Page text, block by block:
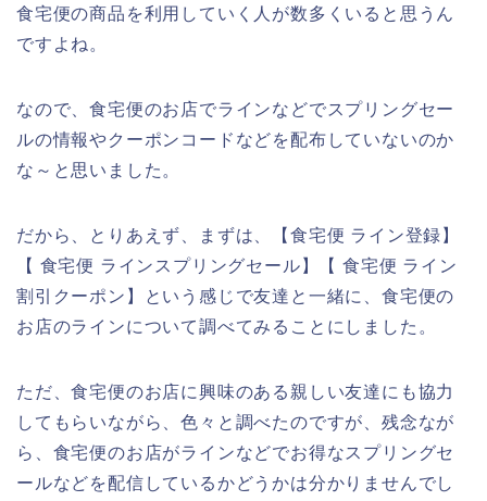
食宅便の商品を利用していく人が数多くいると思うん
ですよね。
なので、食宅便のお店でラインなどでスプリングセー
ルの情報やクーポンコードなどを配布していないのか
な～と思いました。
だから、とりあえず、まずは、【食宅便 ライン登録】
【 食宅便 ラインスプリングセール】【 食宅便 ライン
割引クーポン】という感じで友達と一緒に、食宅便の
お店のラインについて調べてみることにしました。
ただ、食宅便のお店に興味のある親しい友達にも協力
してもらいながら、色々と調べたのですが、残念なが
ら、食宅便のお店がラインなどでお得なスプリングセ
ールなどを配信しているかどうかは分かりませんでし